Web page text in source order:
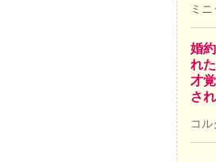
ミ
婚
れ
才
さ
コル